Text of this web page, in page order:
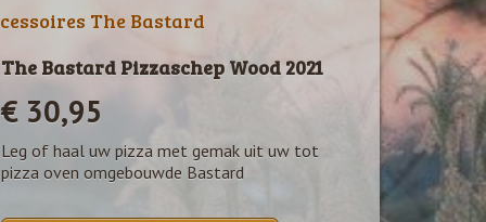
The Bastard
The Bastard Pizzaschep Wood 2021
€ 30,95
Leg of haal uw pizza met gemak uit uw tot
pizza oven omgebouwde Bastard